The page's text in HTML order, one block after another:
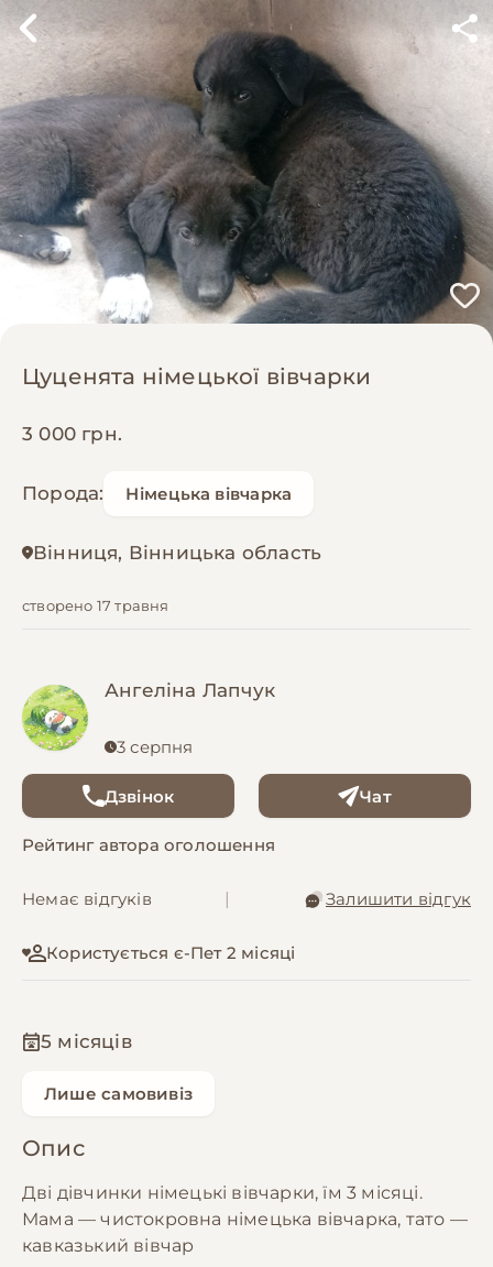
Цуценята німецької вівчарки
3 000 грн.
Порода: Німецька вівчарка
Вінниця, Вінницька область
створено 17 травня
Ангеліна Лапчук
3 серпня
Дзвінок Чат
Рейтинг автора оголошення
Немає відгуків Залишити відгук
Користується є-Пет 2 місяці
5 місяців
Лише самовивіз
Опис
Дві дівчинки німецькі вівчарки, їм 3 місяці.
Мама — чистокровна німецька вівчарка, тато —
кавказький вівчар